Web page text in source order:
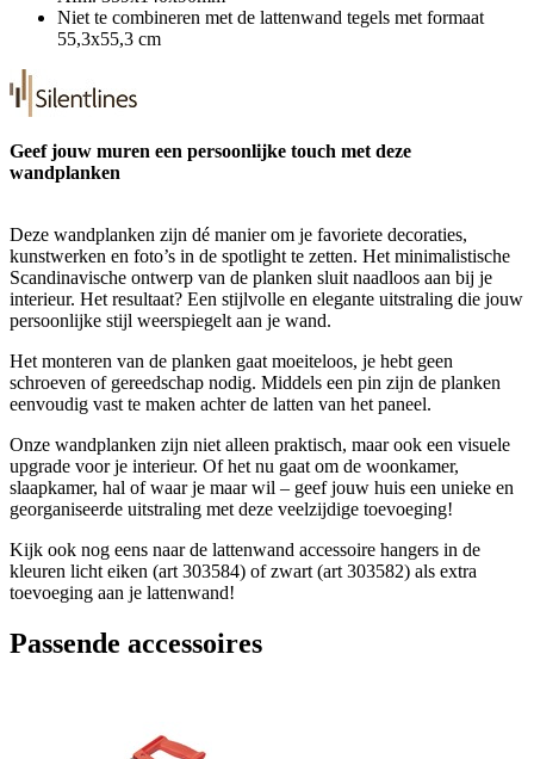
Niet te combineren met de lattenwand tegels met formaat
55,3x55,3 cm
Geef jouw muren een persoonlijke touch met deze
wandplanken
Deze wandplanken zijn dé manier om je favoriete decoraties,
kunstwerken en foto’s in de spotlight te zetten. Het minimalistische
Scandinavische ontwerp van de planken sluit naadloos aan bij je
interieur. Het resultaat? Een stijlvolle en elegante uitstraling die jouw
persoonlijke stijl weerspiegelt aan je wand.
Het monteren van de planken gaat moeiteloos, je hebt geen
schroeven of gereedschap nodig. Middels een pin zijn de planken
eenvoudig vast te maken achter de latten van het paneel.
Onze wandplanken zijn niet alleen praktisch, maar ook een visuele
upgrade voor je interieur. Of het nu gaat om de woonkamer,
slaapkamer, hal of waar je maar wil – geef jouw huis een unieke en
georganiseerde uitstraling met deze veelzijdige toevoeging!
Kijk ook nog eens naar de lattenwand accessoire hangers in de
kleuren licht eiken (art 303584) of zwart (art 303582) als extra
toevoeging aan je lattenwand!
Passende accessoires